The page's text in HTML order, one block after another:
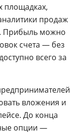
площадках,
продаж
Прибыль можно
счета — без
всего за
вложения и
До конца
опции —